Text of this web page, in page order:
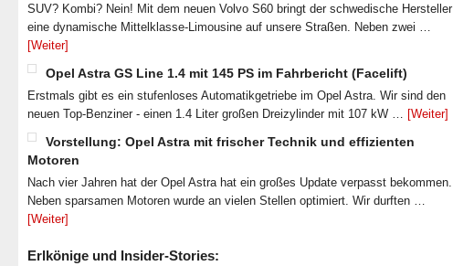
SUV? Kombi? Nein! Mit dem neuen Volvo S60 bringt der schwedische Hersteller
eine dynamische Mittelklasse-Limousine auf unsere Straßen. Neben zwei …
[Weiter]
Opel Astra GS Line 1.4 mit 145 PS im Fahrbericht (Facelift)
Erstmals gibt es ein stufenloses Automatikgetriebe im Opel Astra. Wir sind den
neuen Top-Benziner - einen 1.4 Liter großen Dreizylinder mit 107 kW … [Weiter]
Vorstellung: Opel Astra mit frischer Technik und effizienten
Motoren
Nach vier Jahren hat der Opel Astra hat ein großes Update verpasst bekommen.
Neben sparsamen Motoren wurde an vielen Stellen optimiert. Wir durften …
[Weiter]
Erlkönige und Insider-Stories: